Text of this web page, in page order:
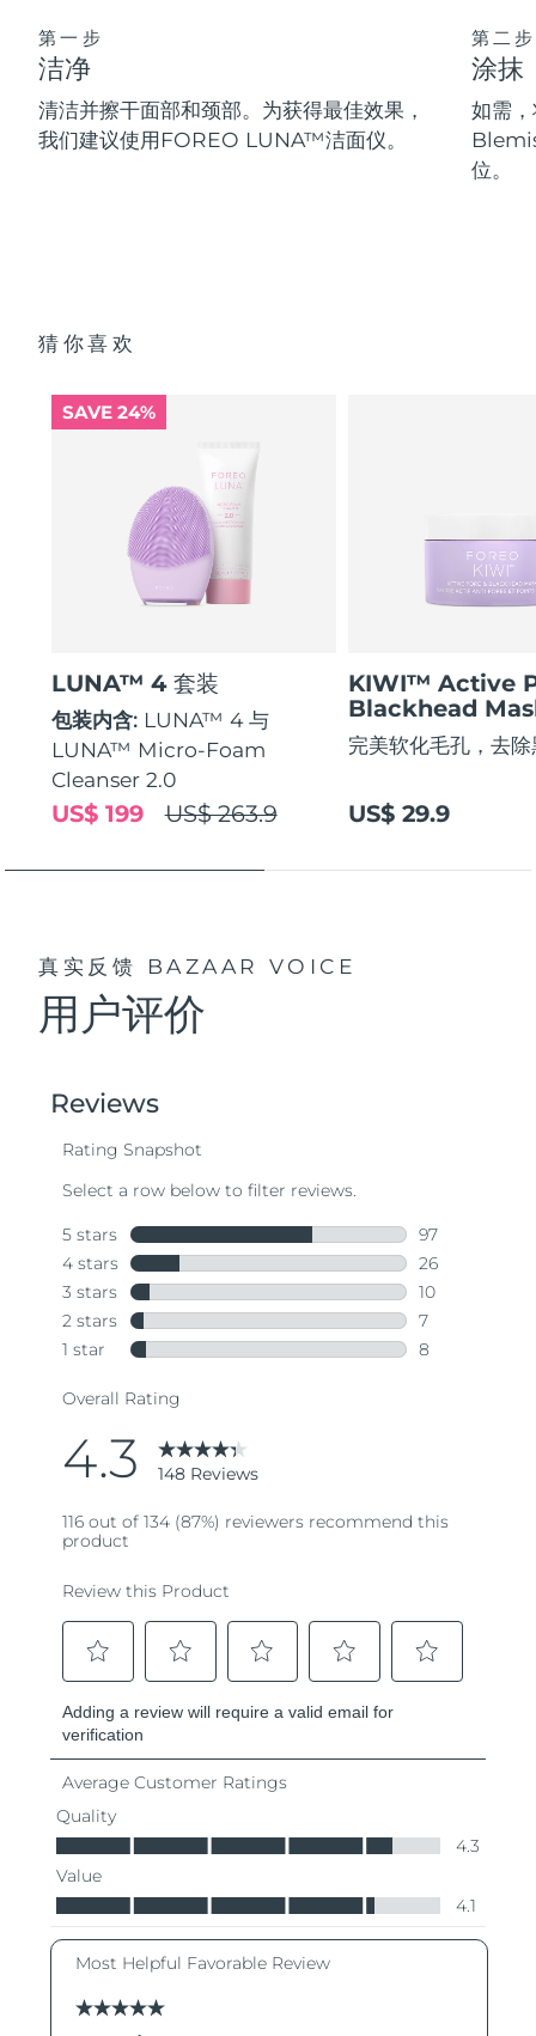
第一步
洁净
清洁并擦干面部和颈部。为获得最佳效果，
我们建议使用FOREO LUNA™洁面仪。
第二步
涂抹
如需
位。
猜你喜欢
SAVE 24%
LUNA™ 4 套装
包装内含: LUNA™ 4 与
LUNA™ Micro-Foam
Cleanser 2.0
US$ 263.9
US$ 199
KIWI™ Active
Blackhead
完美软化毛孔，去
US$ 29.9
真实反馈 BAZAAR VOICE
用户评价